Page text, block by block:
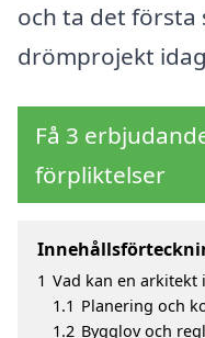
och ta det
drömprojekt
Få 3
förpliktelser
1 Vad kan en arkitekt
1.1 Planering och
1.2 Bygglov och